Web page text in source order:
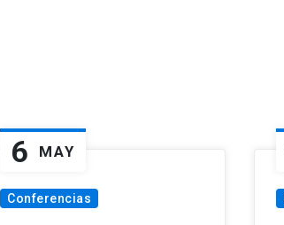
6 MAY
Conferencias